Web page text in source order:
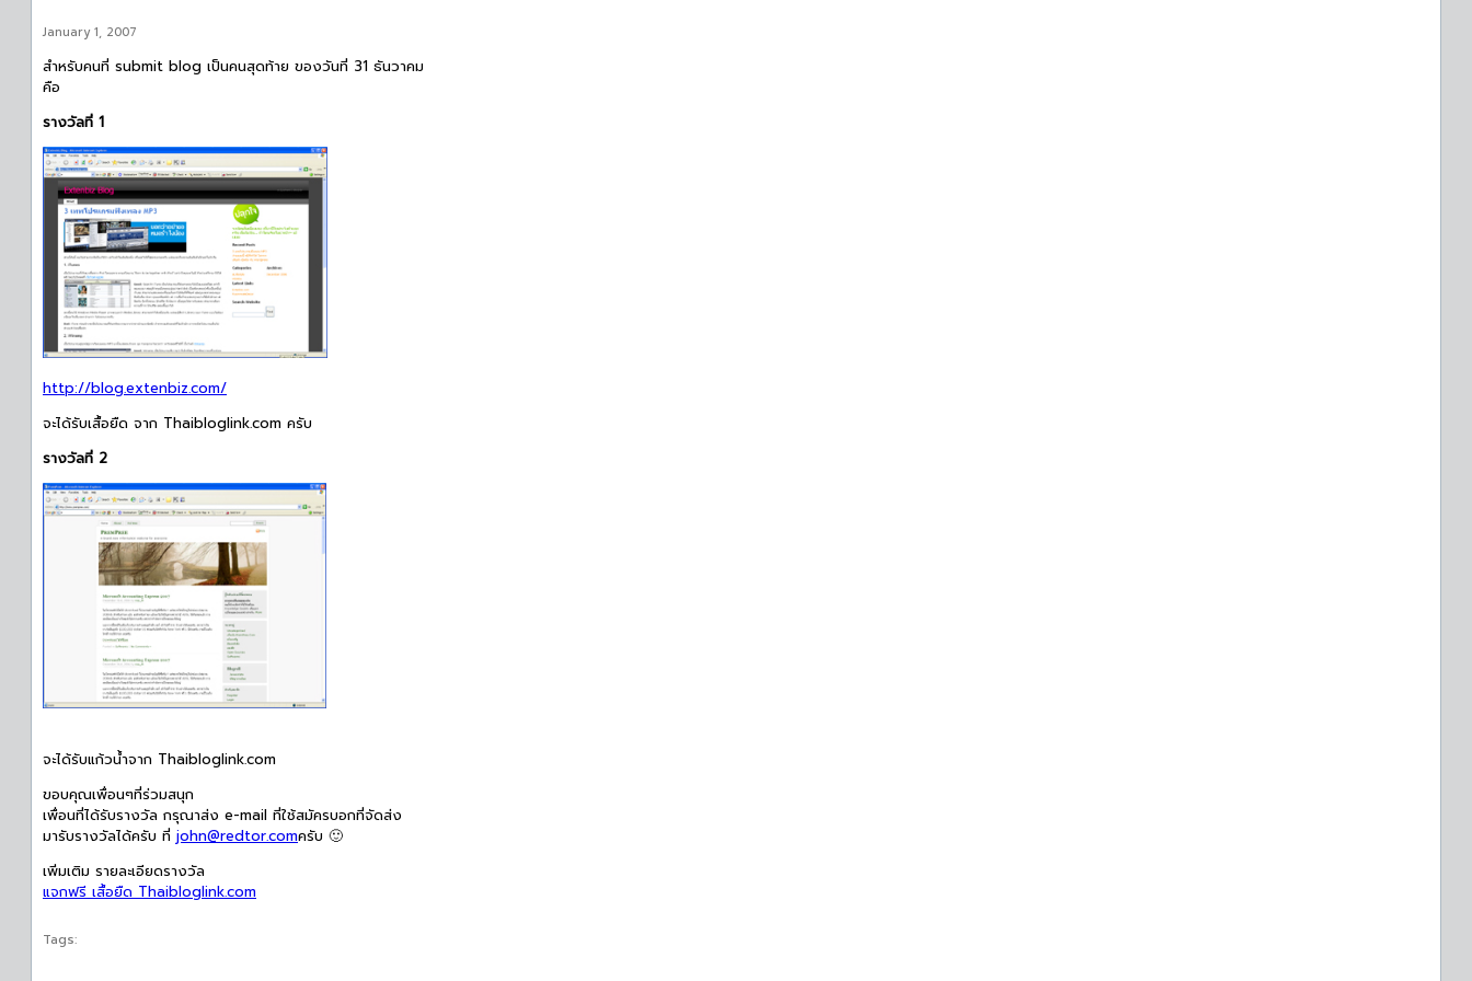
January 1, 2007
สำหรับคนที่ submit blog เป็นคนสุดท้าย ของวันที่ 31 ธันวาคม
คือ
รางวัลที่ 1
http://blog.extenbiz.com/
จะได้รับเสื้อยืด จาก Thaibloglink.com ครับ
รางวัลที่ 2
จะได้รับแก้วน้ำจาก Thaibloglink.com
ขอบคุณเพื่อนๆที่ร่วมสนุก
เพื่อนที่ได้รับรางวัล กรุณาส่ง e-mail ที่ใช้สมัครบอกที่จัดส่ง
มารับรางวัลได้ครับ ที่ john@redtor.comครับ 🙂
เพิ่มเติม รายละเอียดรางวัล
แจกฟรี เสื้อยืด Thaibloglink.com
Tags: